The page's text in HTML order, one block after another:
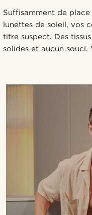
Suffisamment de
lunettes de soleil, vos
titre suspect. Des
solides et aucun